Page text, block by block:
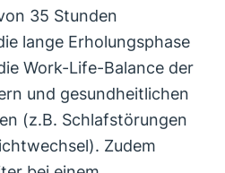
35 Stunden
lange Erholungsphase
Work-Life-Balance der
und gesundheitlichen
(z.B. Schlafstörungen
Zudem